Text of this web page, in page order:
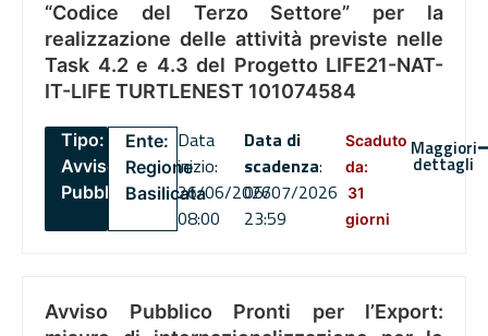
“Codice del Terzo Settore” per la
realizzazione delle attività previste nelle
Task 4.2 e 4.3 del Progetto LIFE21-NAT-
IT-LIFE TURTLENEST 101074584
Tipo:
Avviso
Pubblico
Ente:
Regione
Basilicata
Data
inizio:
26/06/2026
08:00
Data di
scadenza:
06/07/2026
23:59
Scaduto
da:
31
giorni
Maggiori
dettagli
Avviso Pubblico Pronti per l’Export: